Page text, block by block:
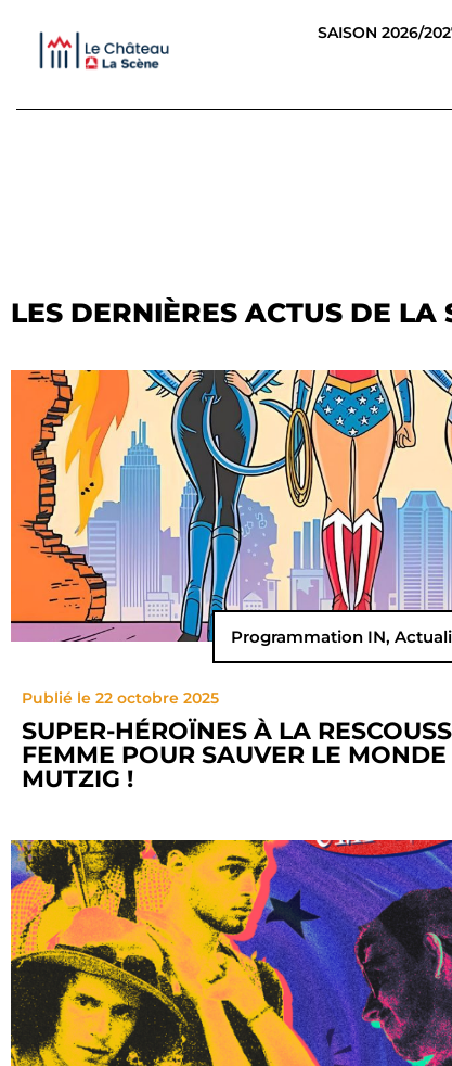
SAISON 2026/
LES DERNIÈRES ACTUS DE LA
Programmation IN,
Publié le 22 octobre 2025
SUPER-HÉROÏNES À LA
FEMME POUR SAUVER LE
MUTZIG !